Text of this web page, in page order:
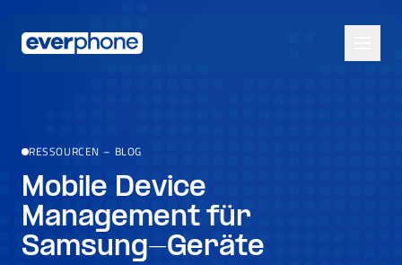
RESSOURCEN – BLOG
Mobile Device
Management für
Samsung-Geräte